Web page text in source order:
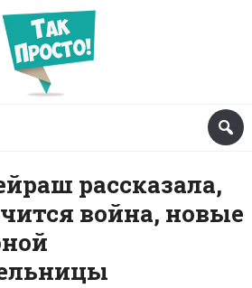
рассказала,
война, новые